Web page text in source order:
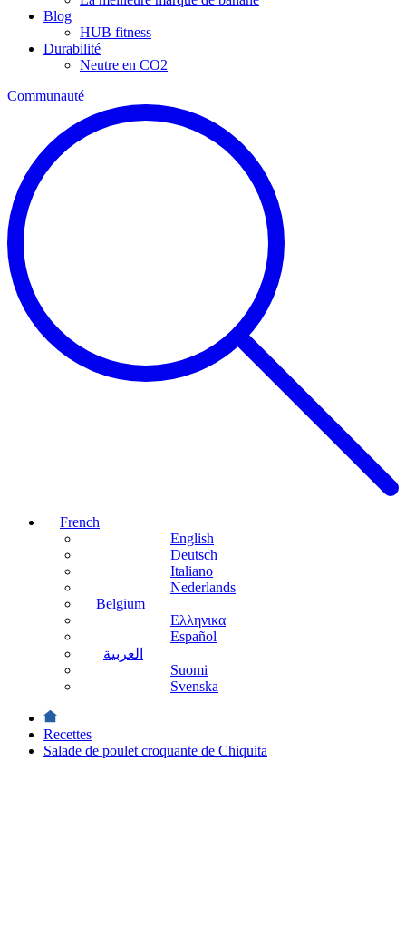
Blog
HUB fitness
Durabilité
Neutre en CO2
Communauté
French
English
Deutsch
Italiano
Nederlands
Belgium
Ελληνικα
Español
العربية
Suomi
Svenska
Recettes
Salade de poulet croquante de Chiquita